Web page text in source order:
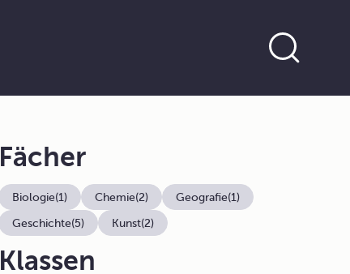
Fächer
Biologie(1) Chemie(2) Geografie(1)
Geschichte(5) Kunst(2)
Klassen